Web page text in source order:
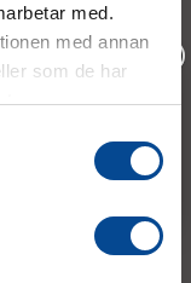
med.
med annan
som de har